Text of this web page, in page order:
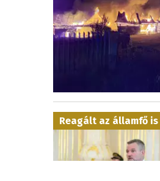
Reagált az államfő is